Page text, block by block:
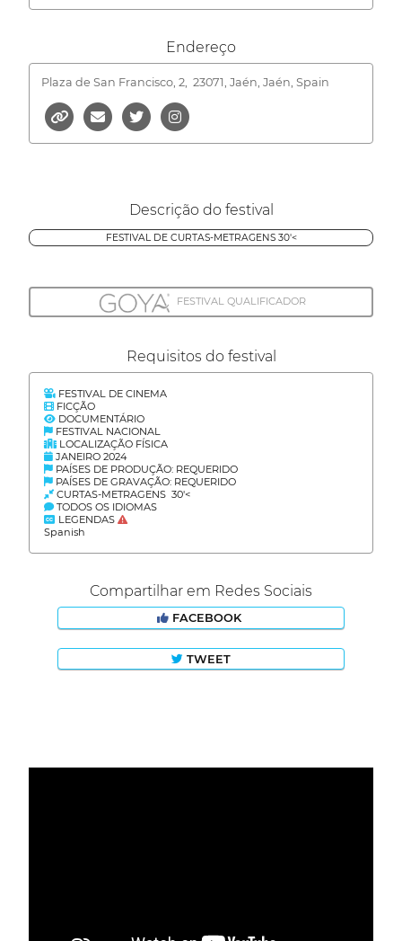
Endereço
Plaza de San Francisco, 2, 23071, Jaén, Jaén, Spain
Descrição do festival
FESTIVAL DE CURTAS-METRAGENS 30'<
FESTIVAL QUALIFICADOR
Requisitos do festival
FESTIVAL DE CINEMA
FICÇÃO
DOCUMENTÁRIO
FESTIVAL NACIONAL
LOCALIZAÇÃO FÍSICA
JANEIRO 2024
PAÍSES DE PRODUÇÃO: REQUERIDO
PAÍSES DE GRAVAÇÃO: REQUERIDO
CURTAS-METRAGENS 30'<
TODOS OS IDIOMAS
LEGENDAS
Spanish
Compartilhar em Redes Sociais
FACEBOOK
TWEET